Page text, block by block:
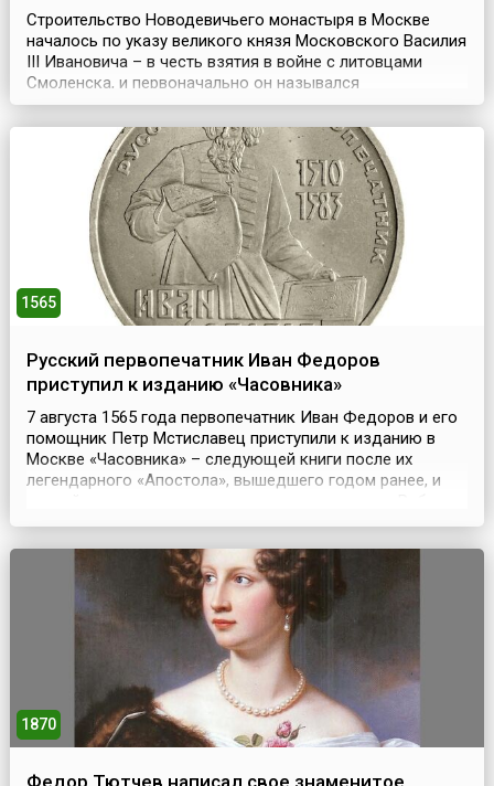
Строительство Новодевичьего монастыря в Москве
началось по указу великого князя Московского Василия
III Ивановича – в честь взятия в войне с литовцами
Смоленска, и первоначально он назывался
«Богородице-Смоленский». Монастырь представлял
собой крепость, обнесенную мощной крепостной стеной
с 12 башнями.Год спустя, (28 июля) 7 августа 1525 года,
сюда из Благовещенского собора московского Кремля
1565
Русский первопечатник Иван Федоров
приступил к изданию «Часовника»
7 августа 1565 года первопечатник Иван Федоров и его
помощник Петр Мстиславец приступили к изданию в
Москве «Часовника» – следующей книги после их
легендарного «Апостола», вышедшего годом ранее, и
завершили в конце сентября. «Часовник», сборник
обучении грамоте, разошелся быстро, после чего посл...
1870